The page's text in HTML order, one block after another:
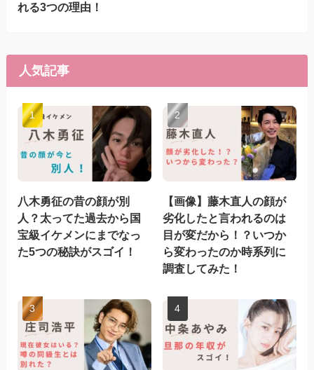
れる3つの理由！
人気記事
八木勇征の昔の顔が別
人？太ってた過去から国
宝級イケメンにまでなっ
た5つの秘訣がスゴイ！
【画像】藤木直人の顔が
劣化したと言われるのは
目が変だから！？いつか
ら変わったのか時系列に
調査してみた！